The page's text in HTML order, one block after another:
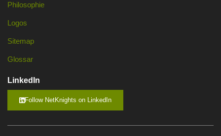
Philosophie
Logos
Sitemap
Glossar
LinkedIn
Follow NetKnights on LinkedIn